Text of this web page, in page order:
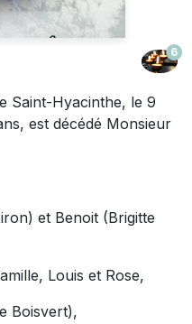
6
Saint-Hyacinthe, le 9
est décédé Monsieur
et Benoit (Brigitte
Louis et Rose,
Boisvert),